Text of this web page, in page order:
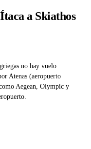
a Skiathos
no hay vuelo
Atenas (aeropuerto
Aegean, Olympic y